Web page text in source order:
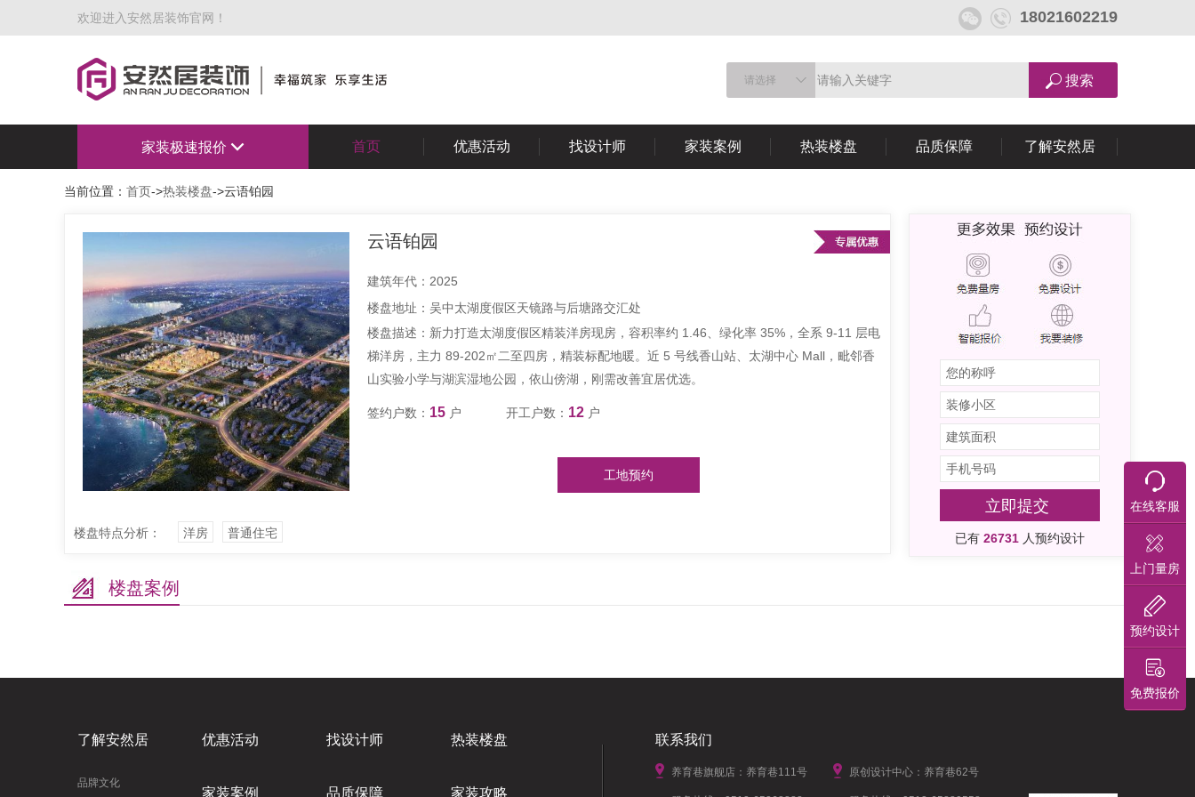
欢迎进入安然居装饰官网！ 18021602219
请选择
家装极速报价 首页 优惠活动 找设计师 家装案例 热装楼盘 品质保障 了解安然居
当前位置： 首页->热装楼盘->云语铂园
云语铂园
建筑年代：2025
楼盘地址：吴中太湖度假区天镜路与后塘路交汇处
楼盘描述：新力打造太湖度假区精装洋房现房，容积率约 1.46、绿化率 35%，全系 9-11 层电
梯洋房，主力 89-202㎡二至四房，精装标配地暖。近 5 号线香山站、太湖中心 Mall，毗邻香
山实验小学与湖滨湿地公园，依山傍湖，刚需改善宜居优选。
签约户数： 15 户 开工户数： 12 户
工地预约
楼盘特点分析： 洋房 普通住宅
立即提交
已有 26731 人预约设计
楼盘案例
了解安然居
品牌文化
优惠活动
家装案例
找设计师
品质保障
热装楼盘
家装攻略
联系我们
养育巷旗舰店：养育巷111号 原创设计中心：养育巷62号
在线客服
上门量房
预约设计
免费报价